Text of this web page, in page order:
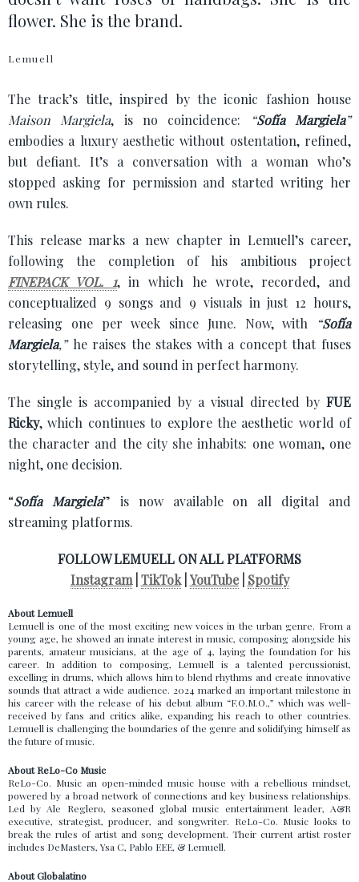
flower. She is the brand.
Lemuell
The track’s title, inspired by the iconic fashion house
Maison Margiela, is no coincidence: “Sofía Margiela”
embodies a luxury aesthetic without ostentation, refined,
but defiant. It’s a conversation with a woman who’s
stopped asking for permission and started writing her
own rules.
This release marks a new chapter in Lemuell’s career,
following the completion of his ambitious project
FINEPACK VOL. 1, in which he wrote, recorded, and
conceptualized 9 songs and 9 visuals in just 12 hours,
releasing one per week since June. Now, with
“Sofía
Margiela,”he raises the stakes with a concept that fuses
storytelling, style, and sound in perfect harmony.
The single is accompanied by a visual directed by FUE
Ricky, which continues to explore the aesthetic world of
the character and the city she inhabits: one woman, one
night, one decision.
“Sofía Margiela”
is now available on all digital and
streaming platforms.
FOLLOW LEMUELL ON ALL PLATFORMS
Instagram| TikTok| YouTube| Spotify
About Lemuell
Lemuell is one of the most exciting new voices in the urban genre. From a
young age, he showed an innate interest in music, composing alongside his
parents, amateur musicians, at the age of 4, laying the foundation for his
career. In addition to composing, Lemuell is a talented percussionist,
excelling in drums, which allows him to blend rhythms and create innovative
sounds that attract a wide audience. 2024 marked an important milestone in
his career with the release of his debut album “F.O.M.O.,” which was well-
received by fans and critics alike, expanding his reach to other countries.
Lemuell is challenging the boundaries of the genre and solidifying himself as
the future of music.
About ReLo-Co Music
ReLo-Co. Music an open-minded music house with a rebellious mindset,
powered by a broad network of connections and key business relationships.
Led by Ale Reglero, seasoned global music entertainment leader, A&R
executive, strategist, producer, and songwriter. ReLo-Co. Music looks to
break the rules of artist and song development. Their current artist roster
includes DeMasters, Ysa C, Pablo EEE, & Lemuell.
About Globalatino